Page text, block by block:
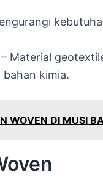
– Material
kimia.
WOVEN DI MUSI